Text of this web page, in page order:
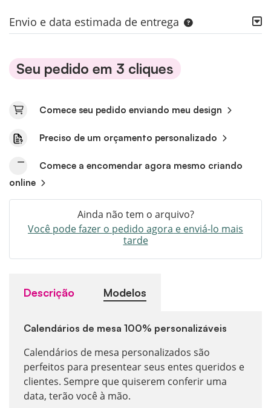
Envio e data estimada de entrega
Seu pedido em 3 cliques
Comece seu pedido enviando meu design
Preciso de um orçamento personalizado
Comece a encomendar agora mesmo criando
online
Ainda não tem o arquivo?
Você pode fazer o pedido agora e enviá-lo mais
tarde
Descrição Modelos
Calendários de mesa 100% personalizáveis
Calendários de mesa personalizados são
perfeitos para presentear seus entes queridos e
clientes. Sempre que quiserem conferir uma
data, terão você à mão.